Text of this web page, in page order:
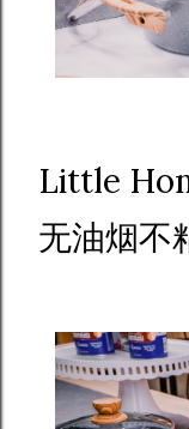
Little
无油烟不